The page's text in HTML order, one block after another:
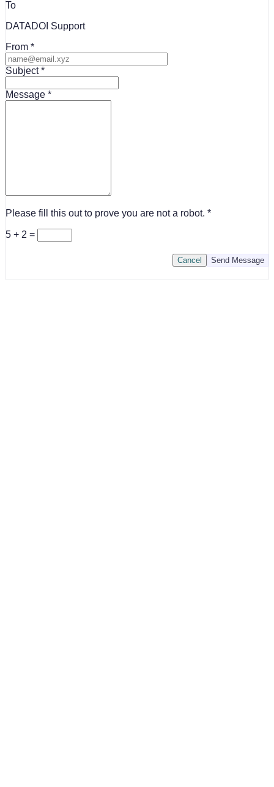
To
DATADOI Support
From
Subject
Message
Please fill this out to prove you are not a robot.
5 + 2 =
Send Message
Cancel